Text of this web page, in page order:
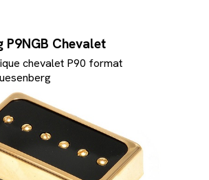
P9NGB Chevalet
chevalet P90 format